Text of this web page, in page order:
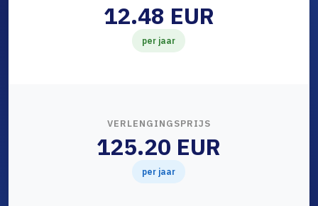
12.48 EUR
per jaar
VERLENGINGSPRIJS
125.20 EUR
per jaar